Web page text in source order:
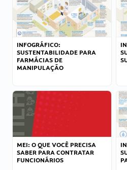
INFOGRÁFICO:
SUSTENTABILIDADE PARA
FARMÁCIAS DE
MANIPULAÇÃO
MEI: O QUE VOCÊ PRECISA
SABER PARA CONTRATAR
FUNCIONÁRIOS